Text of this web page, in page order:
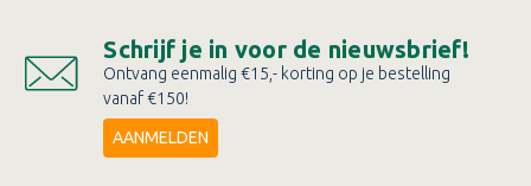
Schrijf je in voor de nieuwsbrief!
Ontvang eenmalig €15,- korting op je bestelling
vanaf €150!
AANMELDEN